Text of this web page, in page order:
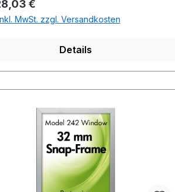
Preis:
€
MwSt. zzgl. Versandkosten
Details